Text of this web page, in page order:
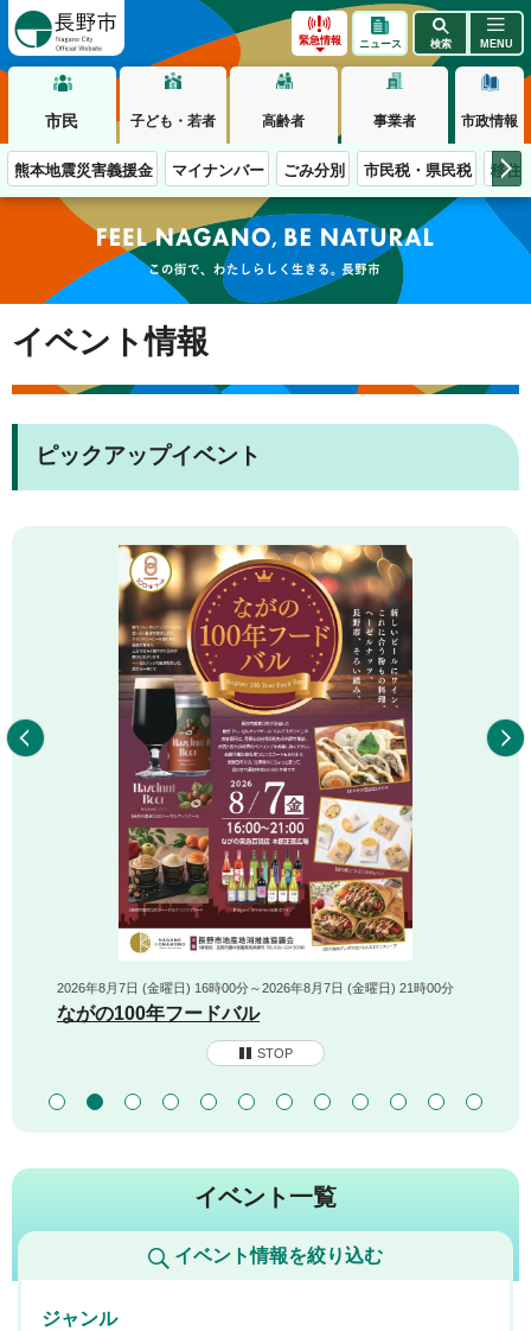
緊急情報 ニュース 検索 MENU
市民 子ども・若者 高齢者 事業者 市政情報
熊本地震災害義援金 マイナンバー ごみ分別 市民税・県民税 移住
この街で、わたしらしく生きる。長野市
イベント情報
ピックアップイベント
2026年8月7日 (金曜日) 16時00分～2026年8月7日 (金曜日) 21時00分
ながの100年フードバル
STOP
イベント一覧
イベント情報を絞り込む
ジャンル